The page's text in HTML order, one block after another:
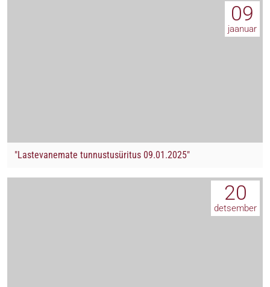
09
jaanuar
"Lastevanemate tunnustusüritus 09.01.2025"
20
detsember